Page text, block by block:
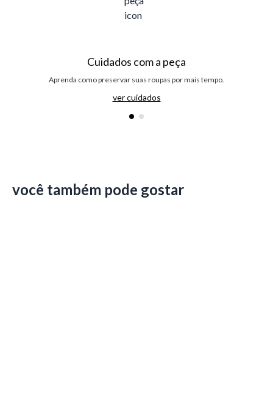
Cuidados com a peça
Aprenda como preservar suas roupas por mais tempo.
ver cuidados
você também pode gostar